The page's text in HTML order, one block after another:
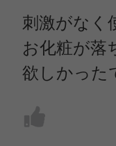
刺激がなく
お化粧が落
欲しかった